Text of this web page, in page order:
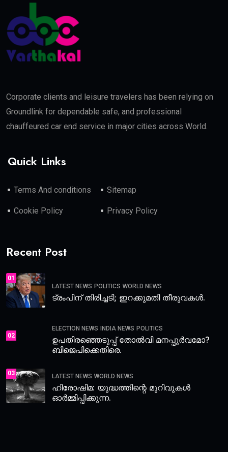
Corporate clients and leisure travelers has been relying on
Groundlink for dependable safe, and professional
chauffeured car end service in major cities across World.
Quick Links
Terms And conditions Sitemap
Cookie Policy Privacy Policy
Recent Post
01
LATEST NEWS POLITICS WORLD NEWS
ട്രംപിന് തിരിച്ചടി; ഇറക്കുമതി തീരുവകൾ.
02
ELECTION NEWS INDIA NEWS POLITICS
ഉപതിരഞ്ഞെടുപ്പ് തോൽവി മനപ്പൂർവമോ?
ബിജെപിക്കെതിരെ.
03 LATEST NEWS WORLD NEWS
ഹിരോഷിമ: യുദ്ധത്തിന്റെ മുറിവുകൾ
ഓർമ്മിപ്പിക്കുന്ന.